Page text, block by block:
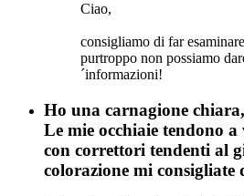
Ciao,
consigliamo di far
purtroppo non possiamo
´informazioni!
Ho una carnagione
Le mie occhiaie tendono a
con correttori tendenti al
colorazione mi consigliate